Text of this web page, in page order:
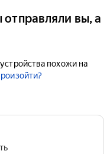
вы, а
похожи на